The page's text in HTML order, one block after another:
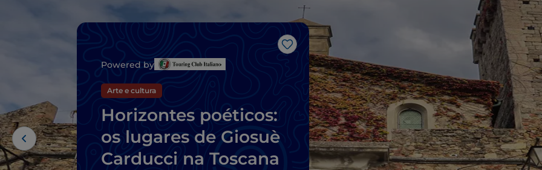
Gosto
Powered by
Arte e cultura
Horizontes poéticos:
os lugares de Giosuè
Carducci na Toscana